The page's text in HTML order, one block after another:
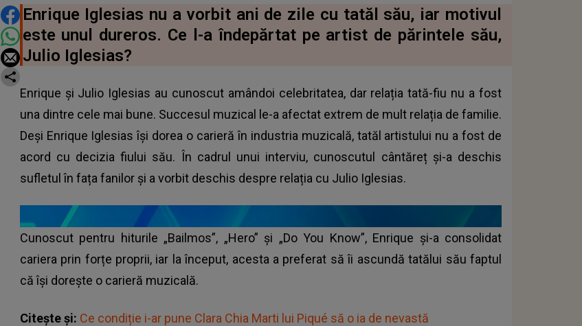
DISTRIBUIE ARTICOLUL
Enrique Iglesias nu a vorbit ani de zile cu tatăl său, iar motivul
este unul dureros. Ce l-a îndepărtat pe artist de părintele său,
Julio Iglesias?
Enrique și Julio Iglesias au cunoscut amândoi celebritatea, dar relația tată-fiu nu a fost
una dintre cele mai bune. Succesul muzical le-a afectat extrem de mult relația de familie.
Deși Enrique Iglesias își dorea o carieră în industria muzicală, tatăl artistului nu a fost de
acord cu decizia fiului său. În cadrul unui interviu, cunoscutul cântăreț și-a deschis
sufletul în fața fanilor și a vorbit deschis despre relația cu Julio Iglesias.
Cunoscut pentru hiturile „Bailmos”, „Hero” și „Do You Know”, Enrique și-a consolidat
cariera prin forțe proprii, iar la început, acesta a preferat să îi ascundă tatălui său faptul
că își dorește o carieră muzicală.
Citește și: Ce condiție i-ar pune Clara Chia Marti lui Piqué să o ia de nevastă